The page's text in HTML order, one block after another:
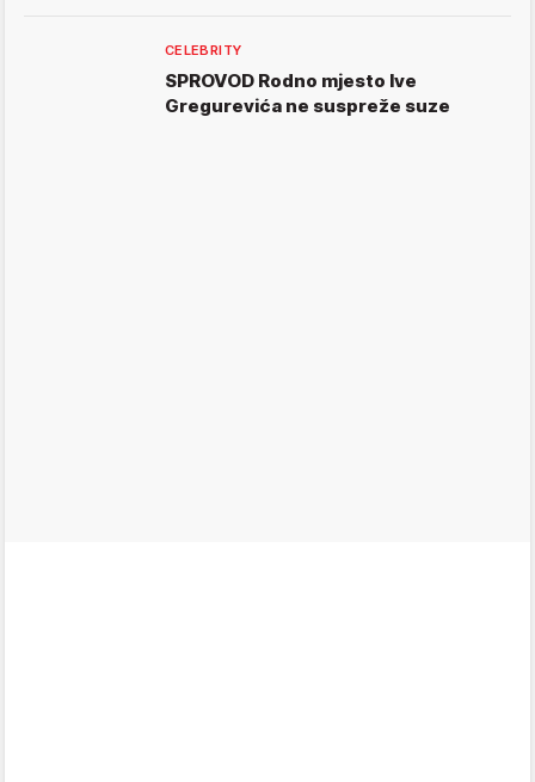
CELEBRITY
SPROVOD Rodno mjesto Ive
Gregurevića ne suspreže suze